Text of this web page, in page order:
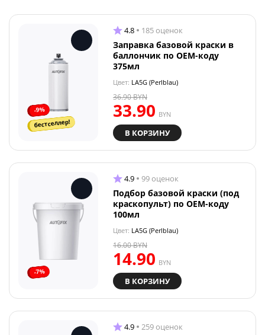
-9%
бестселлер!
4.8 185 оценок
Заправка базовой краски в
баллончик по OEM-коду
375мл
Цвет: LA5G (Perlblau)
33.90 BYN
36.90BYN
В КОРЗИНУ
-7%
4.9 99 оценок
Подбор базовой краски (под
краскопульт) по OEM-коду
100мл
Цвет: LA5G (Perlblau)
14.90 BYN
16.00BYN
В КОРЗИНУ
4.9 259 оценок